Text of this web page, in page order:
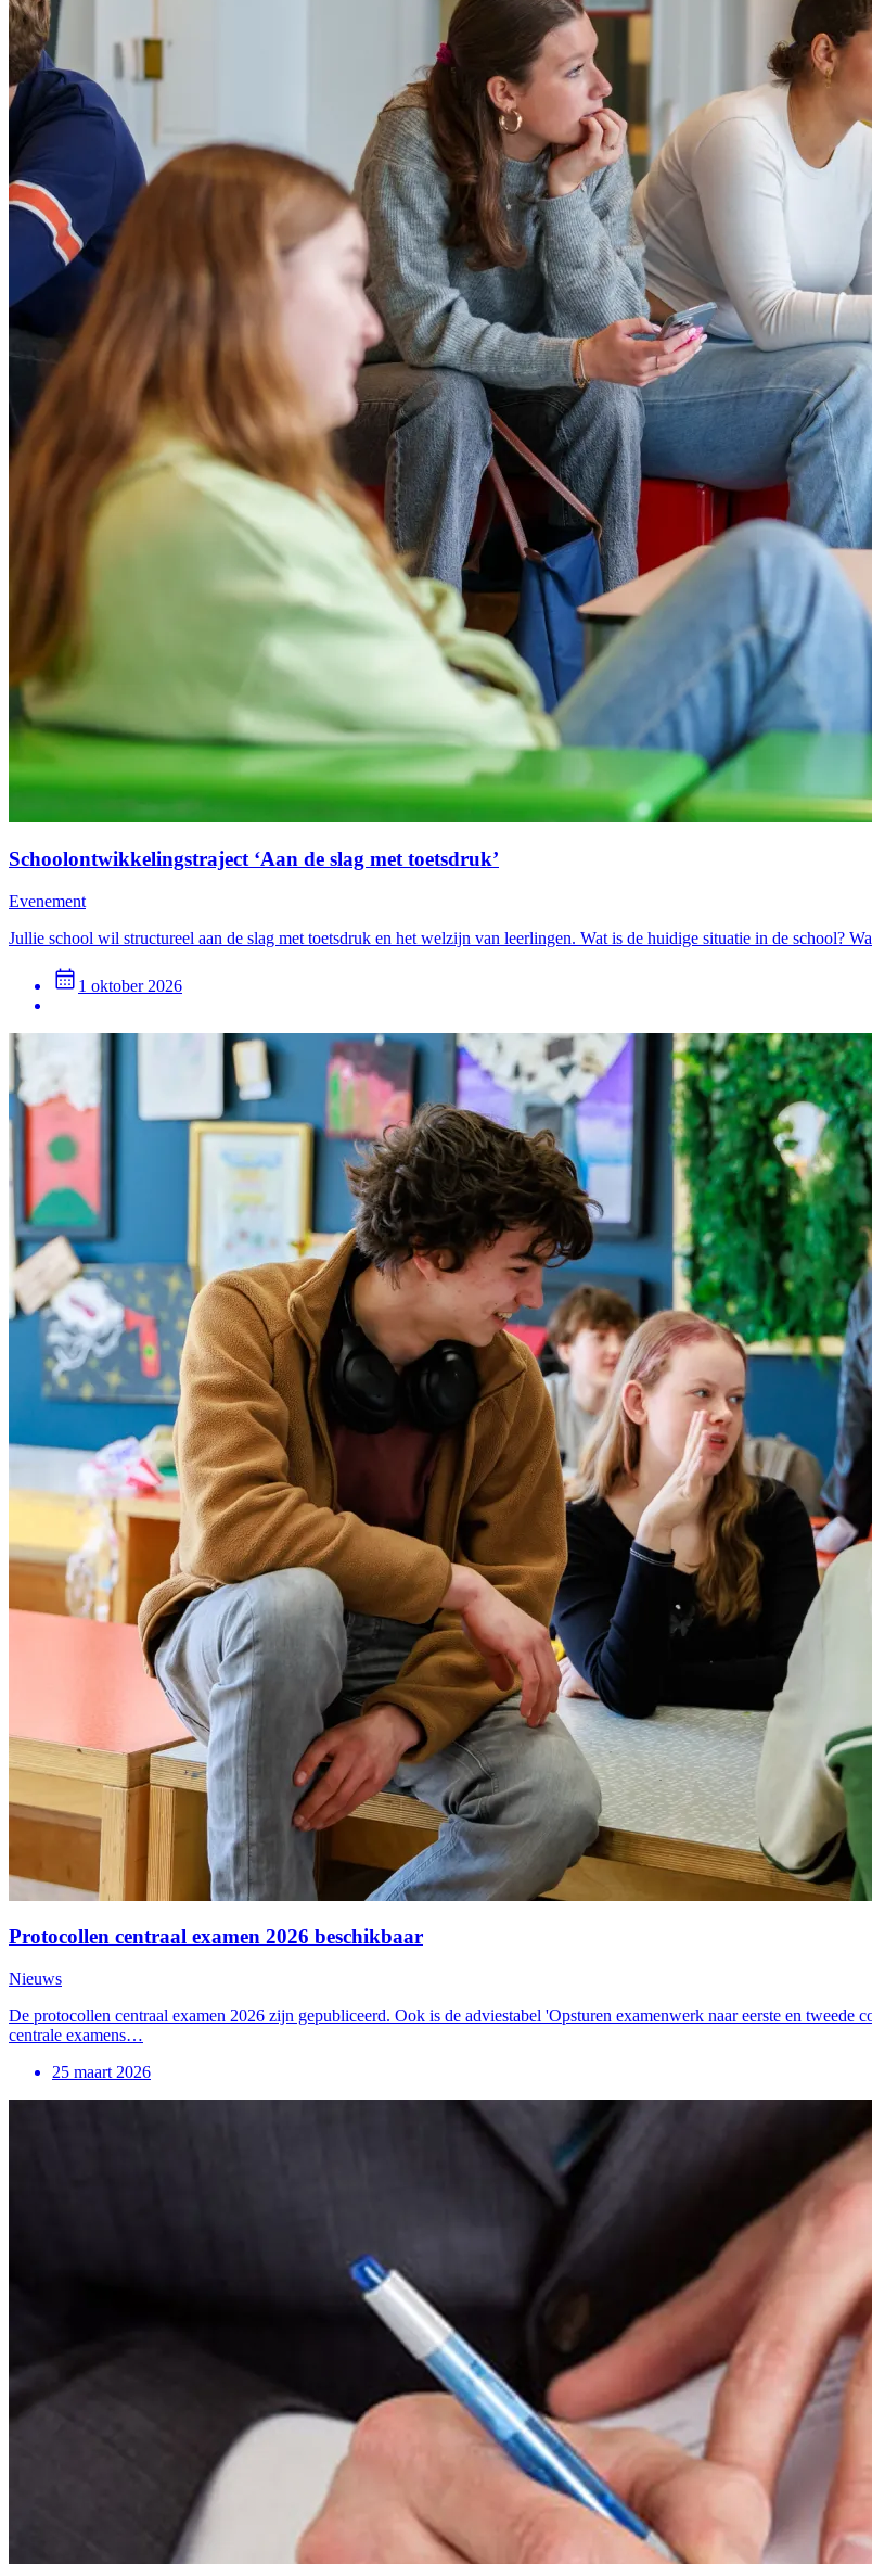
Schoolontwikkelingstraject ‘Aan de slag met toetsdruk’
Evenement
Jullie school wil structureel aan de slag met toetsdruk en het welzijn van leerlingen. Wat is de huidige situatie in de school?
1 oktober 2026
Protocollen centraal examen 2026 beschikbaar
Nieuws
De protocollen centraal examen 2026 zijn gepubliceerd. Ook is de adviestabel 'Opsturen examenwerk naar eerste en
centrale examens…
25 maart 2026